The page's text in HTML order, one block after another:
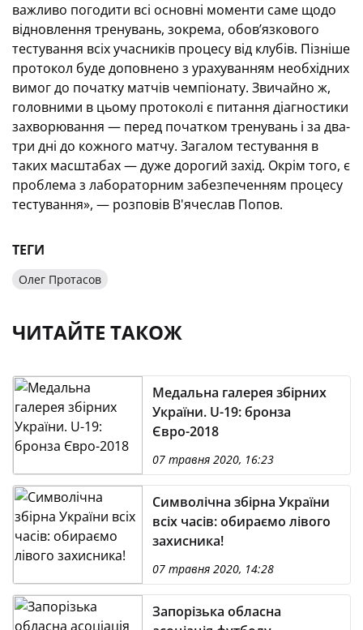
важливо погодити всі основні моменти саме щодо
відновлення тренувань, зокрема, обов’язкового
тестування всіх учасників процесу від клубів. Пізніше
протокол буде доповнено з урахуванням необхідних
вимог до початку матчів чемпіонату. Звичайно ж,
головними в цьому протоколі є питання діагностики
захворювання — перед початком тренувань і за два-
три дні до кожного матчу. Загалом тестування в
таких масштабах — дуже дорогий захід. Окрім того, є
проблема з лабораторним забезпеченням процесу
тестування», — розповів В'ячеслав Попов.
ТЕГИ
Олег Протасов
ЧИТАЙТЕ ТАКОЖ
Медальна галерея збірних
України. U-19: бронза
Євро-2018
07 травня 2020, 16:23
Символічна збірна України
всіх часів: обираємо лівого
захисника!
07 травня 2020, 14:28
Запорізька обласна